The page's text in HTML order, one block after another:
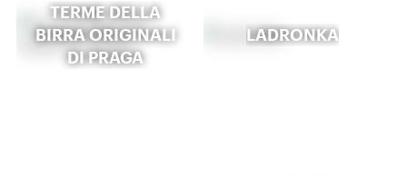
TERME DELLA
BIRRA ORIGINALI
DI PRAGA
LADRONKA